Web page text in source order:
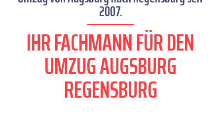
2007.
IHR FACHMANN FÜR DEN
UMZUG AUGSBURG
REGENSBURG